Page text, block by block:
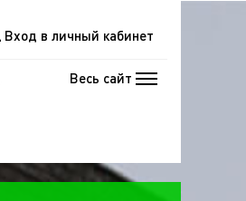
Вход в личный кабинет
Весь сайт